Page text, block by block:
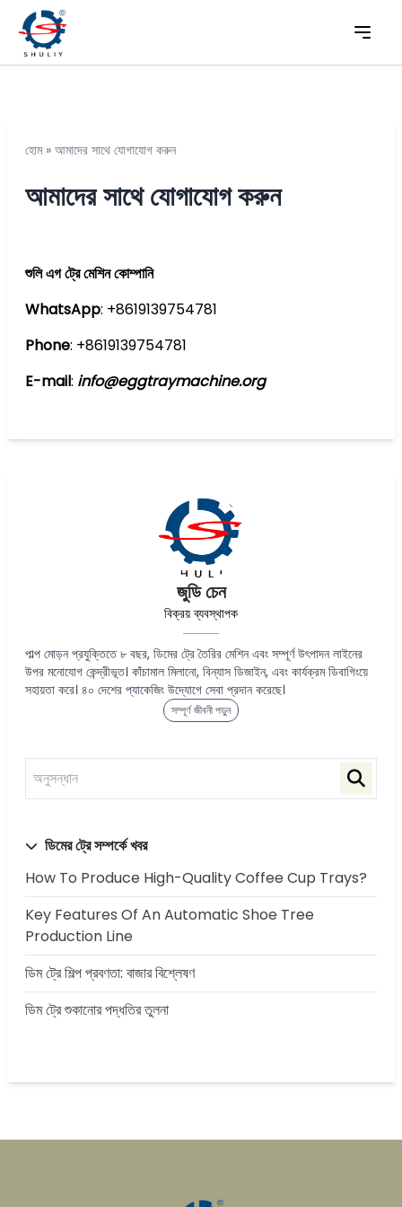
জুডি চেন
বিক্রয় ব্যবস্থাপক
পাল্প মোড়ন প্রযুক্তিতে ৮ বছর, ডিমের ট্রে তৈরির মেশিন এবং সম্পূর্ণ উৎপাদন লাইনের
উপর মনোযোগ কেন্দ্রীভূত। কাঁচামাল মিলানো, বিন্যাস ডিজাইন, এবং কার্যক্রম ডিবাগিংয়ে
সহায়তা করে। ৪০ দেশের প্যাকেজিং উদ্যোগে সেবা প্রদান করেছে।
সম্পূর্ণ জীবনী পড়ুন
ডিমের ট্রে সম্পর্কে খবর
How To Produce High-Quality Coffee Cup Trays?
Key Features Of An Automatic Shoe Tree
Production Line
ডিম ট্রে শিল্প প্রবণতা: বাজার বিশ্লেষণ
ডিম ট্রে শুকানোর পদ্ধতির তুলনা
হোম» আমাদের সাথে যোগাযোগ করুন
আমাদের সাথে যোগাযোগ করুন
শুলি এগ ট্রে মেশিন কোম্পানি
WhatsApp: +8619139754781
Phone: +8619139754781
E-mail: info@eggtraymachine.org